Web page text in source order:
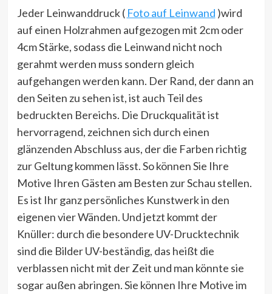
Jeder Leinwanddruck ( Foto auf Leinwand )wird
auf einen Holzrahmen aufgezogen mit 2cm oder
4cm Stärke, sodass die Leinwand nicht noch
gerahmt werden muss sondern gleich
aufgehangen werden kann. Der Rand, der dann an
den Seiten zu sehen ist, ist auch Teil des
bedruckten Bereichs. Die Druckqualität ist
hervorragend, zeichnen sich durch einen
glänzenden Abschluss aus, der die Farben richtig
zur Geltung kommen lässt. So können Sie Ihre
Motive Ihren Gästen am Besten zur Schau stellen.
Es ist Ihr ganz persönliches Kunstwerk in den
eigenen vier Wänden. Und jetzt kommt der
Knüller: durch die besondere UV-Drucktechnik
sind die Bilder UV-beständig, das heißt die
verblassen nicht mit der Zeit und man könnte sie
sogar außen abringen. Sie können Ihre Motive im